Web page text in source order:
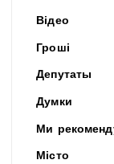
Відео
Гроші
Депутаты
Думки
Ми
Місто